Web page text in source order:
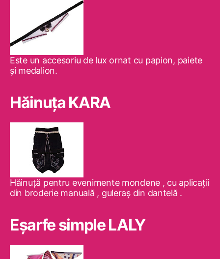
Este un accesoriu de lux ornat cu papion, paiete
şi medalion.
Hăinuţa KARA
Hăinuţă pentru evenimente mondene , cu aplicaţii
din broderie manuală , guleraş din dantelă .
Eşarfe simple LALY